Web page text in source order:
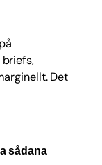
Det
sådana